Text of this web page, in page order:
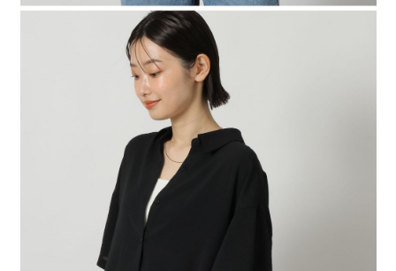
恩沛科技股份有限公司將有權停止該用戶之使用額度並採取法律行動。